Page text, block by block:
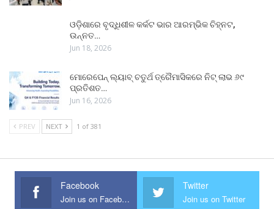
ଓଡ଼ିଶାରେ ବୃଦ୍ଧିଶୀଳ କର୍କଟ ଭାର ଆରମ୍ଭିକ ଚିହ୍ନଟ,
ଉନ୍ନତ…
Jun 18, 2026
ମୋରେପେନ୍ ଲ୍ୟାବ୍ ଚତୁର୍ଥ ତ୍ରୈମାସିକରେ ନିଟ୍ ଲାଭ ୬୯
ପ୍ରତିଶତ…
Jun 16, 2026
PREV NEXT 1 of 381
Facebook
Join us on Facebook
Twitter
Join us on Twitter